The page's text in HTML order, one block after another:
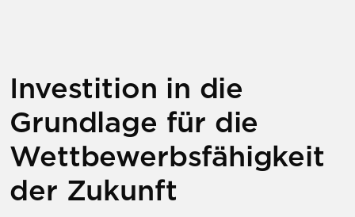
Investition in die
Grundlage für die
Wettbewerbsfähigkeit
der Zukunft